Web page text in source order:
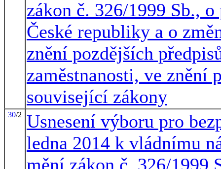
zákon č. 326/1999 Sb.,
České republiky a o
znění pozdějších
zaměstnanosti, ve znění
související zákony
30/2
Usnesení výboru pro
ledna 2014 k vládnímu
mění zákon č. 326/1999